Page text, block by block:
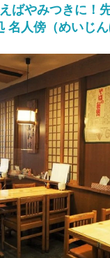
ばやみつきに！
名人傍（めいじ